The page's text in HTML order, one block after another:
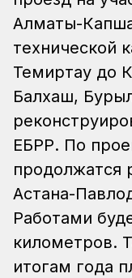
Алматы-
технической
Темиртау до
Балхаш,
ЕБРР. По
продолжатся
Астана-
Работами
километров.
итогам года